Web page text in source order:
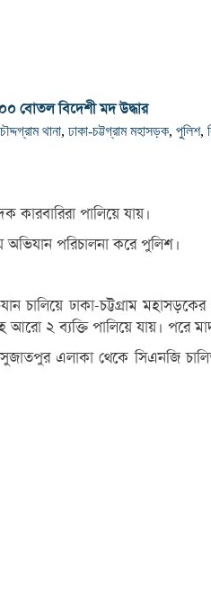
বোতল বিদেশী মদ উদ্ধার
থানা, ঢাকা-চট্টগ্রাম মহাসড়ক, পুলিশ,
পালিয়ে যায়।
অভিযান পরিচালনা করে পুলিশ।
চালিয়ে ঢাকা-চট্টগ্রাম
২ ব্যক্তি পালিয়ে যায়। পরে
সুজাতপুর এলাকা থেকে সিএনজি